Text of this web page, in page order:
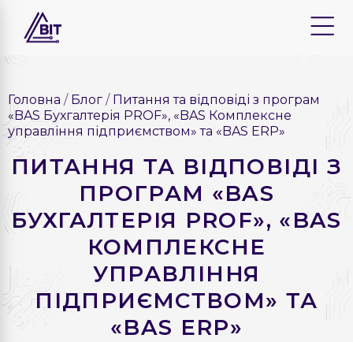
Головна Блог
Питання та відповіді з програм
«BAS Бухгалтерія PROF», «BAS Комплексне
управління підприємством» та «BAS ERP»
ПИТАННЯ ТА ВІДПОВІДІ З
ПРОГРАМ «BAS
БУХГАЛТЕРІЯ PROF», «BAS
КОМПЛЕКСНЕ
УПРАВЛІННЯ
ПІДПРИЄМСТВОМ» ТА
«BAS ERP»